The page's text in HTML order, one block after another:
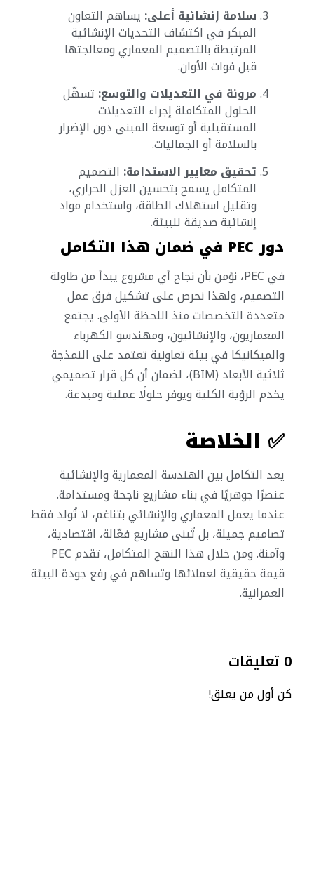
سلامة إنشائية أعلى: يساهم التعاون
المبكر في اكتشاف التحديات الإنشائية
المرتبطة بالتصميم المعماري ومعالجتها
قبل فوات الأوان.
مرونة في التعديلات والتوسع: تسهّل
الحلول المتكاملة إجراء التعديلات
المستقبلية أو توسعة المبنى دون الإضرار
بالسلامة أو الجماليات.
تحقيق معايير الاستدامة: التصميم
المتكامل يسمح بتحسين العزل الحراري،
وتقليل استهلاك الطاقة، واستخدام مواد
إنشائية صديقة للبيئة.
دور PEC في ضمان هذا التكامل
في PEC، نؤمن بأن نجاح أي مشروع يبدأ من طاولة
التصميم، ولهذا نحرص على تشكيل فرق عمل
متعددة التخصصات منذ اللحظة الأولى. يجتمع
المعماريون، والإنشائيون، ومهندسو الكهرباء
والميكانيكا في بيئة تعاونية تعتمد على النمذجة
ثلاثية الأبعاد (BIM)، لضمان أن كل قرار تصميمي
يخدم الرؤية الكلية ويوفر حلولًا عملية ومبدعة.
✅ الخلاصة
يعد التكامل بين الهندسة المعمارية والإنشائية
عنصرًا جوهريًا في بناء مشاريع ناجحة ومستدامة.
عندما يعمل المعماري والإنشائي بتناغم، لا تُولد فقط
تصاميم جميلة، بل تُبنى مشاريع فعّالة، اقتصادية،
وآمنة. ومن خلال هذا النهج المتكامل، تقدم PEC
قيمة حقيقية لعملائها وتساهم في رفع جودة البيئة
العمرانية.
0 تعليقات
كن أول من يعلق!